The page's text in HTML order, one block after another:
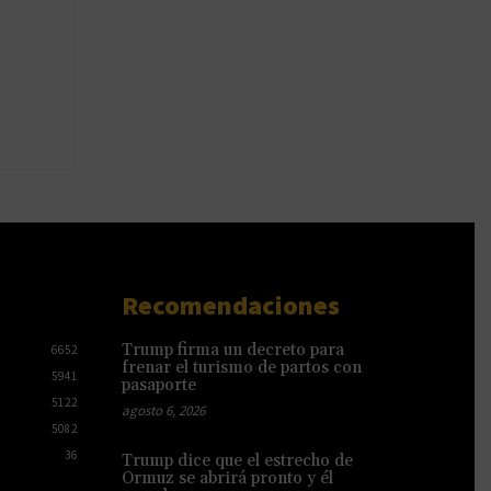
6652
5941
5122
5082
36
Recomendaciones
Trump firma un decreto para
frenar el turismo de partos con
pasaporte
agosto 6, 2026
Trump dice que el estrecho de
Ormuz se abrirá pronto y él